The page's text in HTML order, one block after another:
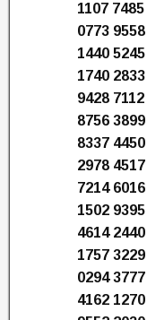
1107
0773
1440
1740
9428
8756
8337
2978
7214
1502
4614
1757
0294
4162